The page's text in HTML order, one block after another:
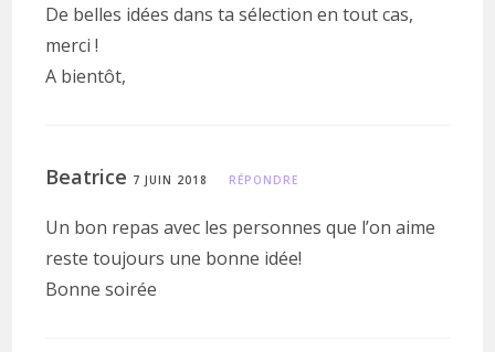
De belles idées dans ta sélection en tout cas,
merci !
A bientôt,
Beatrice 7 JUIN 2018 RÉPONDRE
Un bon repas avec les personnes que l’on aime
reste toujours une bonne idée!
Bonne soirée